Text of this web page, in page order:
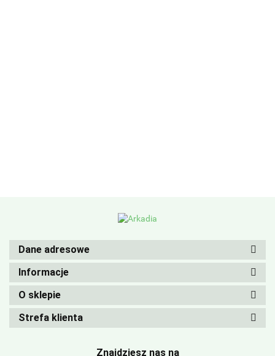
Dane adresowe
Informacje
O sklepie
Strefa klienta
Znajdziesz nas na